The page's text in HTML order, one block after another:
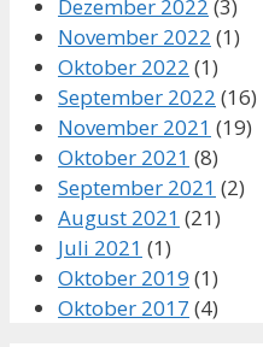
Dezember 2022 (3)
November 2022 (1)
Oktober 2022 (1)
September 2022 (16)
November 2021 (19)
Oktober 2021 (8)
September 2021 (2)
August 2021 (21)
Juli 2021 (1)
Oktober 2019 (1)
Oktober 2017 (4)